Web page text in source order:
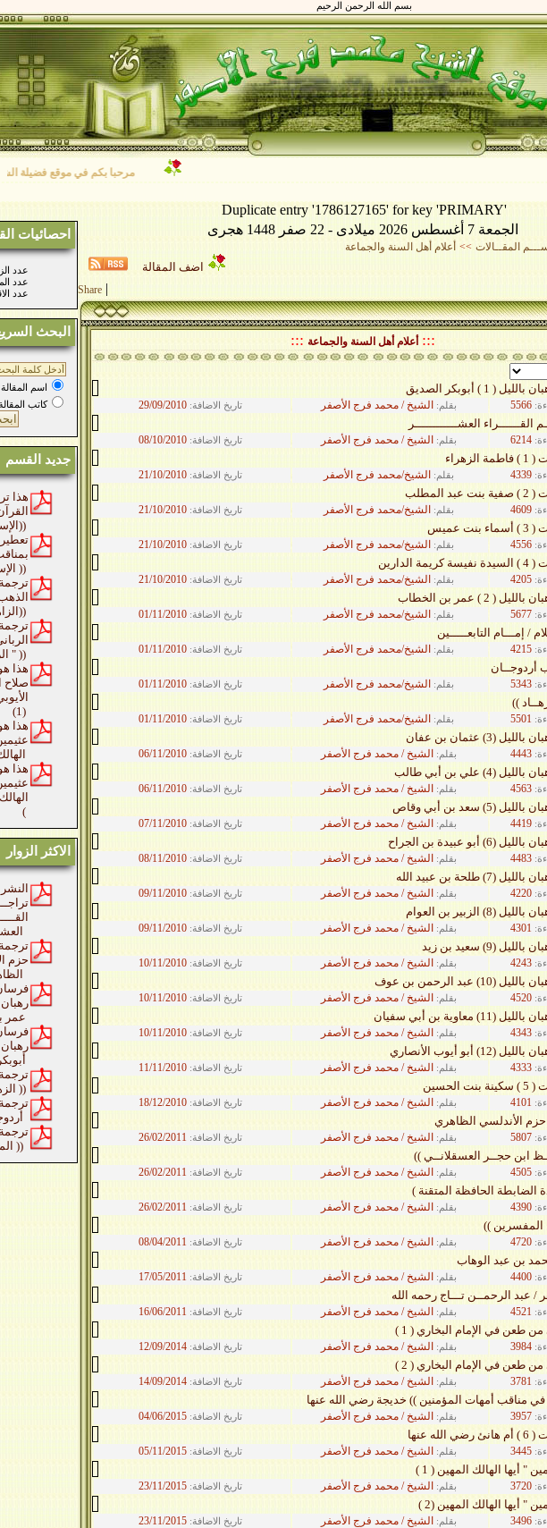
بسم الله الرحمن الرحيم
مرحبا بكم في موقع فضيلة الشيخ/
Duplicate entry '1786127165' for key 'PRIMARY'
احصائيات
:عدد
: عدد
: عدد
البحث
اسم المقالة
كاتب
جديد القسم
الإسلام))
الإسلام ))
الزاهد))
الراوي " ))
هذا
صلاح
(1)
هذا
هذا
)
الاكثر الزوار
حزم
فرسان
فرسان
الزهــاد ))
المفسرين ))
الجمعة 7 أغسطس 2026 ميلادى - 22 صفر 1448 هجرى
المقــالات >> أعلام أهل السنة والجماعة
اضف المقالة
Share |
::: أعلام أهل السنة والجماعة :::
1 ) أبوبكر الصديق
تاريخ الاضافة: 29/09/2010 بقلم: الشيخ / محمد فرج الأصفر 5566
العشــــــــــــر
تاريخ الاضافة: 08/10/2010 بقلم: الشيخ / محمد فرج الأصفر 6214
تاريخ الاضافة: 21/10/2010 بقلم: الشيخ/محمد فرج الأصفر 4339
تاريخ الاضافة: 21/10/2010 بقلم: الشيخ/محمد فرج الأصفر 4609
عميس
تاريخ الاضافة: 21/10/2010 بقلم: الشيخ/محمد فرج الأصفر 4556
الدارين
تاريخ الاضافة: 21/10/2010 بقلم: الشيخ/محمد فرج الأصفر 4205
( 2 ) عمر بن الخطاب
تاريخ الاضافة: 01/11/2010 بقلم: الشيخ/محمد فرج الأصفر 5677
/ إمـــام التابعـــــين
تاريخ الاضافة: 01/11/2010 بقلم: الشيخ/محمد فرج الأصفر 4215
تاريخ الاضافة: 01/11/2010 بقلم: الشيخ/محمد فرج الأصفر 5343
))
تاريخ الاضافة: 01/11/2010 بقلم: الشيخ/محمد فرج الأصفر 5501
(3) عثمان بن عفان
تاريخ الاضافة: 06/11/2010 بقلم: الشيخ / محمد فرج الأصفر 4443
(4) علي بن أبي طالب
تاريخ الاضافة: 06/11/2010 بقلم: الشيخ / محمد فرج الأصفر 4563
سعد بن أبي وقاص
تاريخ الاضافة: 07/11/2010 بقلم: الشيخ / محمد فرج الأصفر 4419
أبو عبيدة بن الجراح
تاريخ الاضافة: 08/11/2010 بقلم: الشيخ / محمد فرج الأصفر 4483
طلحة بن عبيد الله
تاريخ الاضافة: 09/11/2010 بقلم: الشيخ / محمد فرج الأصفر 4220
الزبير بن العوام
تاريخ الاضافة: 09/11/2010 بقلم: الشيخ / محمد فرج الأصفر 4301
(9) سعيد بن زيد
تاريخ الاضافة: 10/11/2010 بقلم: الشيخ / محمد فرج الأصفر 4243
عبد الرحمن بن عوف
تاريخ الاضافة: 10/11/2010 بقلم: الشيخ / محمد فرج الأصفر 4520
معاوية بن أبي سفيان
تاريخ الاضافة: 10/11/2010 بقلم: الشيخ / محمد فرج الأصفر 4343
أبو أيوب الأنصاري
تاريخ الاضافة: 11/11/2010 بقلم: الشيخ / محمد فرج الأصفر 4333
تاريخ الاضافة: 18/12/2010 بقلم: الشيخ / محمد فرج الأصفر 4101
الأندلسي الظاهري
تاريخ الاضافة: 26/02/2011 بقلم: الشيخ / محمد فرج الأصفر 5807
ابن حجــر العسقلانــي ))
تاريخ الاضافة: 26/02/2011 بقلم: الشيخ / محمد فرج الأصفر 4505
الضابطة الحافظة المتقنة )
تاريخ الاضافة: 26/02/2011 بقلم: الشيخ / محمد فرج الأصفر 4390
المفسرين ))
تاريخ الاضافة: 08/04/2011 بقلم: الشيخ / محمد فرج الأصفر 4720
بن عبد الوهاب
تاريخ الاضافة: 17/05/2011 بقلم: الشيخ / محمد فرج الأصفر 4400
/ عبد الرحمــن تـــاج رحمه الله
تاريخ الاضافة: 16/06/2011 بقلم: الشيخ / محمد فرج الأصفر 4521
طعن في الإمام البخاري ( 1 )
تاريخ الاضافة: 12/09/2014 بقلم: الشيخ / محمد فرج الأصفر 3984
طعن في الإمام البخاري ( 2 )
تاريخ الاضافة: 14/09/2014 بقلم: الشيخ / محمد فرج الأصفر 3781
مناقب أمهات المؤمنين )) خديجة رضي الله عنها
تاريخ الاضافة: 04/06/2015 بقلم: الشيخ / محمد فرج الأصفر 3957
عنها
تاريخ الاضافة: 05/11/2015 بقلم: الشيخ / محمد فرج الأصفر 3445
" أيها الهالك المهين ( 1 )
تاريخ الاضافة: 23/11/2015 بقلم: الشيخ / محمد فرج الأصفر 3720
" أيها الهالك المهين (2 )
تاريخ الاضافة: 23/11/2015 بقلم: الشيخ / محمد فرج الأصفر 3496